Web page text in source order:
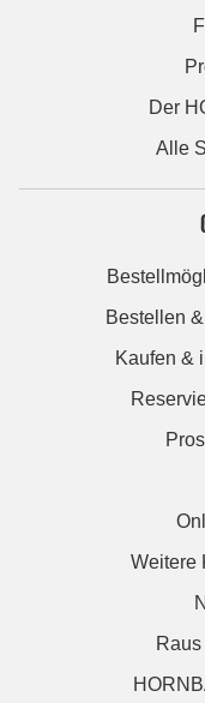
Der
Alle
Bestellen
Kaufen &
Weitere